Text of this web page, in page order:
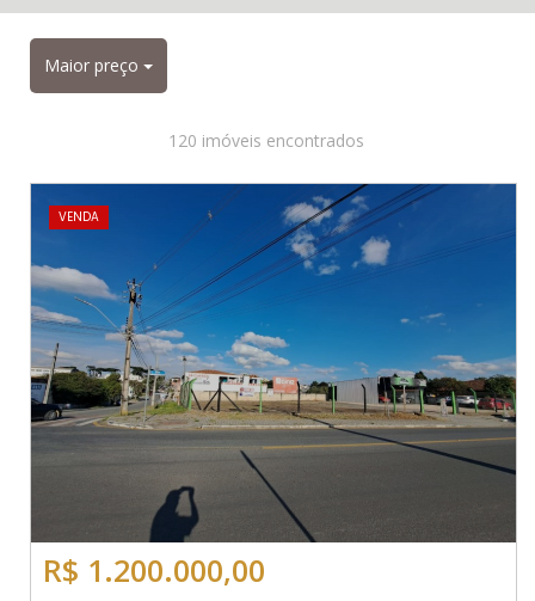
Maior preço
120 imóveis encontrados
VENDA
R$ 1.200.000,00